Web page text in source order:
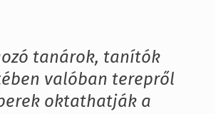
tanárok, tanítók
valóban terepről
oktathatják a